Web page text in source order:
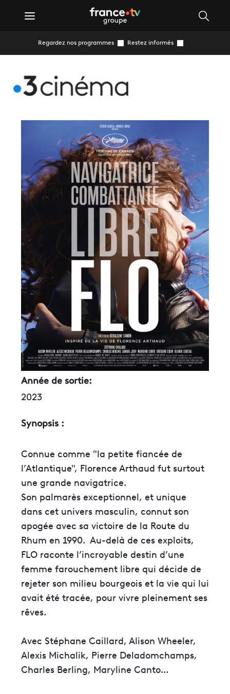
Regardez nos programmes Restez informés
Année de sortie:
2023
Synopsis :
Connue comme "la petite fiancée de
l’Atlantique", Florence Arthaud fut surtout
une grande navigatrice.
Son palmarès exceptionnel, et unique
dans cet univers masculin, connut son
apogée avec sa victoire de la Route du
Rhum en 1990. Au-delà de ces exploits,
FLO raconte l’incroyable destin d’une
femme farouchement libre qui décide de
rejeter son milieu bourgeois et la vie qui lui
avait été tracée, pour vivre pleinement ses
rêves.
Avec Stéphane Caillard, Alison Wheeler,
Alexis Michalik, Pierre Deladomchamps,
Charles Berling, Maryline Canto...